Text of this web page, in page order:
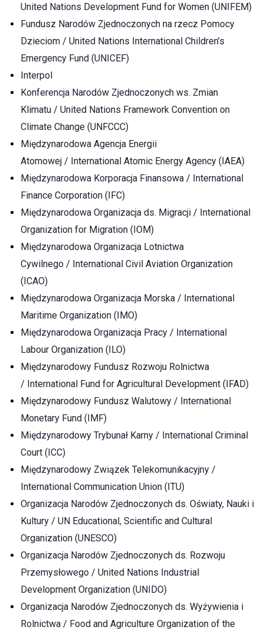
United Nations Development Fund for Women (UNIFEM)
Fundusz Narodów Zjednoczonych na rzecz Pomocy
Dzieciom / United Nations International Children’s
Emergency Fund (UNICEF)
Interpol
Konferencja Narodów Zjednoczonych ws. Zmian
Klimatu / United Nations Framework Convention on
Climate Change (UNFCCC)
Międzynarodowa Agencja Energii
Atomowej / International Atomic Energy Agency (IAEA)
Międzynarodowa Korporacja Finansowa / International
Finance Corporation (IFC)
Międzynarodowa Organizacja ds. Migracji / International
Organization for Migration (IOM)
Międzynarodowa Organizacja Lotnictwa
Cywilnego / International Civil Aviation Organization
(ICAO)
Międzynarodowa Organizacja Morska / International
Maritime Organization (IMO)
Międzynarodowa Organizacja Pracy / International
Labour Organization (ILO)
Międzynarodowy Fundusz Rozwoju Rolnictwa
/ International Fund for Agricultural Development (IFAD)
Międzynarodowy Fundusz Walutowy / International
Monetary Fund (IMF)
Międzynarodowy Trybunał Karny / International Criminal
Court (ICC)
Międzynarodowy Związek Telekomunikacyjny /
International Communication Union (ITU)
Organizacja Narodów Zjednoczonych ds. Oświaty, Nauki i
Kultury / UN Educational, Scientific and Cultural
Organization (UNESCO)
Organizacja Narodów Zjednoczonych ds. Rozwoju
Przemysłowego / United Nations Industrial
Development Organization (UNIDO)
Organizacja Narodów Zjednoczonych ds. Wyżywienia i
Rolnictwa / Food and Agriculture Organization of the